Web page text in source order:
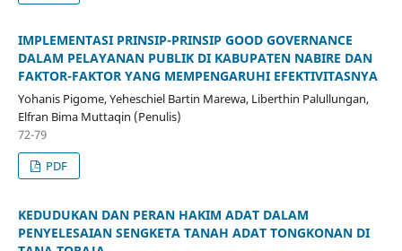
IMPLEMENTASI PRINSIP-PRINSIP GOOD GOVERNANCE
DALAM PELAYANAN PUBLIK DI KABUPATEN NABIRE DAN
FAKTOR-FAKTOR YANG MEMPENGARUHI EFEKTIVITASNYA
Yohanis Pigome, Yeheschiel Bartin Marewa, Liberthin Palullungan,
Elfran Bima Muttaqin (Penulis)
72-79
PDF
KEDUDUKAN DAN PERAN HAKIM ADAT DALAM
PENYELESAIAN SENGKETA TANAH ADAT TONGKONAN DI